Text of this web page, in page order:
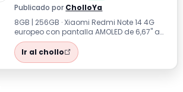
Publicado por CholloYa
8GB | 256GB · Xiaomi Redmi Note 14 4G
europeo con pantalla AMOLED de 6,67" a
120Hz, cámara AI de 108MP y carga
rápida...
Ir al chollo